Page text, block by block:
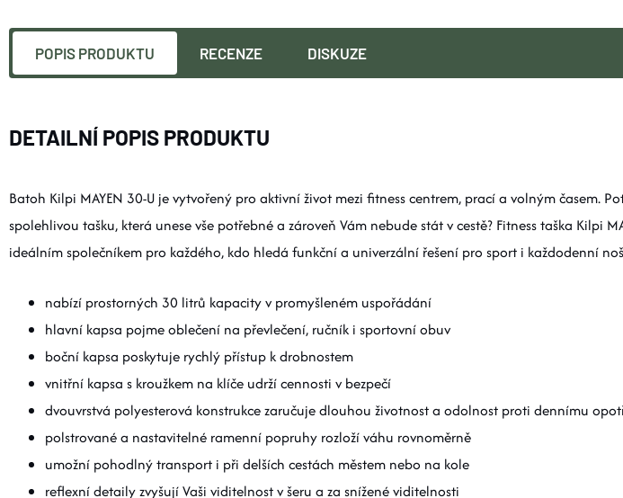
POPIS PRODUKTU RECENZE DISKUZE
DETAILNÍ POPIS PRODUKTU
Batoh Kilpi MAYEN 30-U je vytvořený pro aktivní život mezi fitness centrem, prací a volným časem.
spolehlivou tašku, která unese vše potřebné a zároveň Vám nebude stát v cestě? Fitness taška Kilpi
ideálním společníkem pro každého, kdo hledá funkční a univerzální řešení pro sport i každodenní
nabízí prostorných 30 litrů kapacity v promyšleném uspořádání
hlavní kapsa pojme oblečení na převlečení, ručník i sportovní obuv
boční kapsa poskytuje rychlý přístup k drobnostem
vnitřní kapsa s kroužkem na klíče udrží cennosti v bezpečí
dvouvrstvá polyesterová konstrukce zaručuje dlouhou životnost a odolnost proti dennímu
polstrované a nastavitelné ramenní popruhy rozloží váhu rovnoměrně
umožní pohodlný transport i při delších cestách městem nebo na kole
reflexní detaily zvyšují Vaši viditelnost v šeru a za snížené viditelnosti